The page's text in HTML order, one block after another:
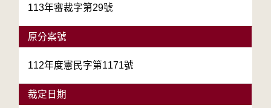
113年審裁字第29號
原分案號
112年度憲民字第1171號
裁定日期